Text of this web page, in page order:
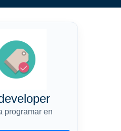
programar en